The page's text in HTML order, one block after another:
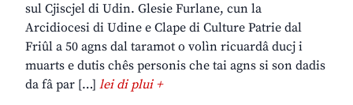
sul Cjiscjel di Udin. Glesie Furlane, cun la
Arcidiocesi di Udine e Clape di Culture Patrie dal
Friûl a 50 agns dal taramot o volìn ricuardâ ducj i
muarts e dutis chês personis che tai agns si son dadis
da fâ par […] lei di plui +